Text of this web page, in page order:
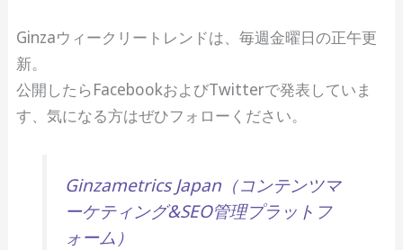
Ginzaウィークリートレンドは、毎週金曜日の正午更
新。
公開したらFacebookおよびTwitterで発表していま
す、気になる方はぜひフォローください。
Ginzametrics Japan（コンテンツマ
ーケティング&SEO管理プラットフ
ォーム）